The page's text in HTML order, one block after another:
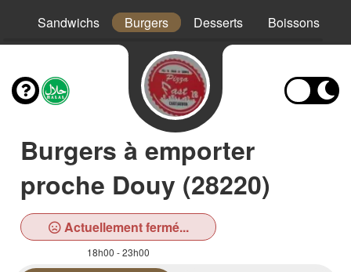
Sandwichs Burgers Desserts Boissons
Burgers à emporter
proche Douy (28220)
Actuellement fermé...
18h00 - 23h00